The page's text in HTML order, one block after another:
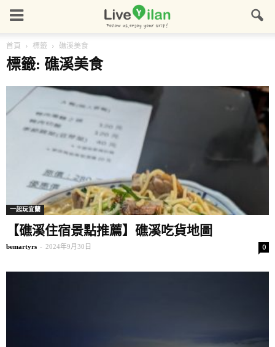
首頁 標籤 礁溪美食
標籤: 礁溪美食
一起玩宜蘭
【礁溪住宿景點推薦】礁溪吃貨地圖
bemartyrs - 2024年9月30日 0